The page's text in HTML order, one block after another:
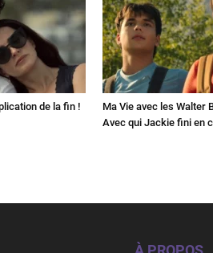
de la fin !
Ma Vie avec les Walter
Avec qui Jackie fini en